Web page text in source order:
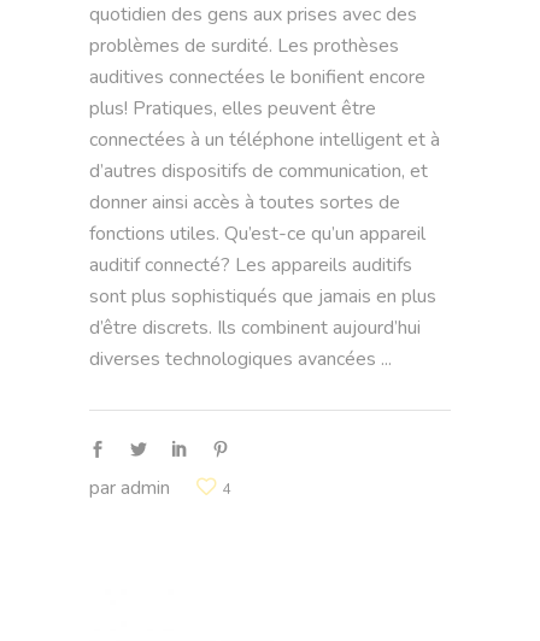
quotidien des gens aux prises avec des
problèmes de surdité. Les prothèses
auditives connectées le bonifient encore
plus! Pratiques, elles peuvent être
connectées à un téléphone intelligent et à
d’autres dispositifs de communication, et
donner ainsi accès à toutes sortes de
fonctions utiles. Qu’est-ce qu’un appareil
auditif connecté? Les appareils auditifs
sont plus sophistiqués que jamais en plus
d’être discrets. Ils combinent aujourd’hui
diverses technologiques avancées
paradmin 4